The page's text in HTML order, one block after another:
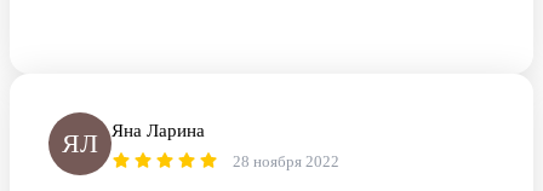
ЯЛ Яна Ларина
28 ноября 2022